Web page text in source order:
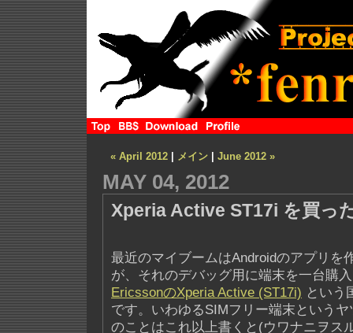
« April 2012 メイン June 2012 »
MAY 04, 2012
Xperia Active ST17i を買っ
最近のマイブームはAndroidのアプリを
が、それのデバッグ用に端末を一台購
EricssonのXperia Active (ST17i) という
です。いわゆるSIMフリー端末という
のことはこれ以上書くと(ウワナニヲス